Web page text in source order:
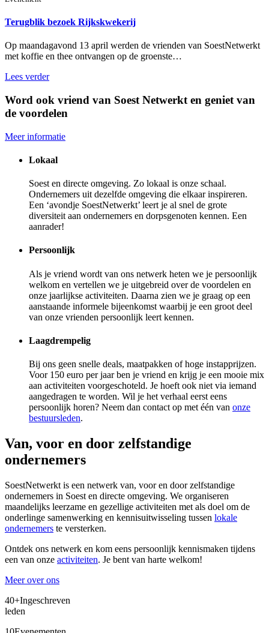
Terugblik bezoek Rijkskwekerij
Op maandagavond 13 april werden de vrienden van SoestNetwerkt
met koffie en thee ontvangen op de groenste…
Lees verder
Word ook vriend van Soest Netwerkt en geniet van
de voordelen
Meer informatie
Lokaal
Soest en directe omgeving. Zo lokaal is onze schaal.
Ondernemers uit dezelfde omgeving die elkaar inspireren.
Een ‘avondje SoestNetwerkt’ leert je al snel de grote
diversiteit aan ondernemers en dorpsgenoten kennen. Een
aanrader!
Persoonlijk
Als je vriend wordt van ons netwerk heten we je persoonlijk
welkom en vertellen we je uitgebreid over de voordelen en
onze jaarlijkse activiteiten. Daarna zien we je graag op een
aanstaande informele bijeenkomst waarbij je een groot deel
van onze vrienden persoonlijk leert kennen.
Laagdrempelig
Bij ons geen snelle deals, maatpakken of hoge instapprijzen.
Voor 150 euro per jaar ben je vriend en krijg je een mooie mix
aan activiteiten voorgeschoteld. Je hoeft ook niet via iemand
aangedragen te worden. Wil je het verhaal eerst eens
persoonlijk horen? Neem dan contact op met één van onze
bestuursleden.
Van, voor en door zelfstandige
ondernemers
SoestNetwerkt is een netwerk van, voor en door zelfstandige
ondernemers in Soest en directe omgeving. We organiseren
maandelijks leerzame en gezellige activiteiten met als doel om de
onderlinge samenwerking en kennisuitwisseling tussen lokale
ondernemers te versterken.
Ontdek ons netwerk en kom eens persoonlijk kennismaken tijdens
een van onze activiteiten. Je bent van harte welkom!
Meer over ons
40+Ingeschreven
leden